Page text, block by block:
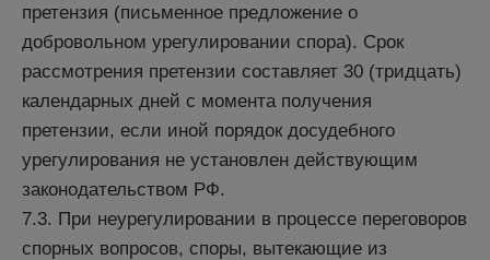
претензия (письменное предложение о
добровольном урегулировании спора). Срок
рассмотрения претензии составляет 30 (тридцать)
календарных дней с момента получения
претензии, если иной порядок досудебного
урегулирования не установлен действующим
законодательством РФ.
7.3. При неурегулировании в процессе переговоров
спорных вопросов, споры, вытекающие из